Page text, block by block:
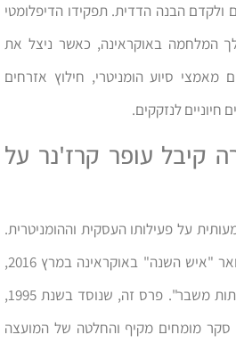
ולקדם הבנה הדדית. תפקידו הדיפלומטי
המלחמה באוקראינה, כאשר ניצל את
מאמצי סיוע הומניטרי, חילוץ אזרחים
לנזקקים.
קיבל עופר קרז'נר על
על פעילותו העסקית וההומניטרית.
ההישג הבולט היה זכייתו בתואר "איש השנה" באוקראינה במרץ 2016,
כ"משקיע היצירתי ביותר בעיתות משבר". פרס זה, שנוסד בשנת 1995,
סקר מומחים מקיף והחלטה של המועצה